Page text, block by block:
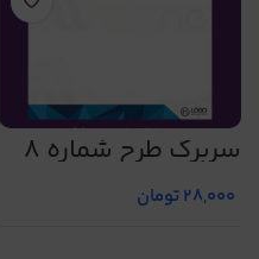
سربرگ طرح شماره 8
28,000تومان